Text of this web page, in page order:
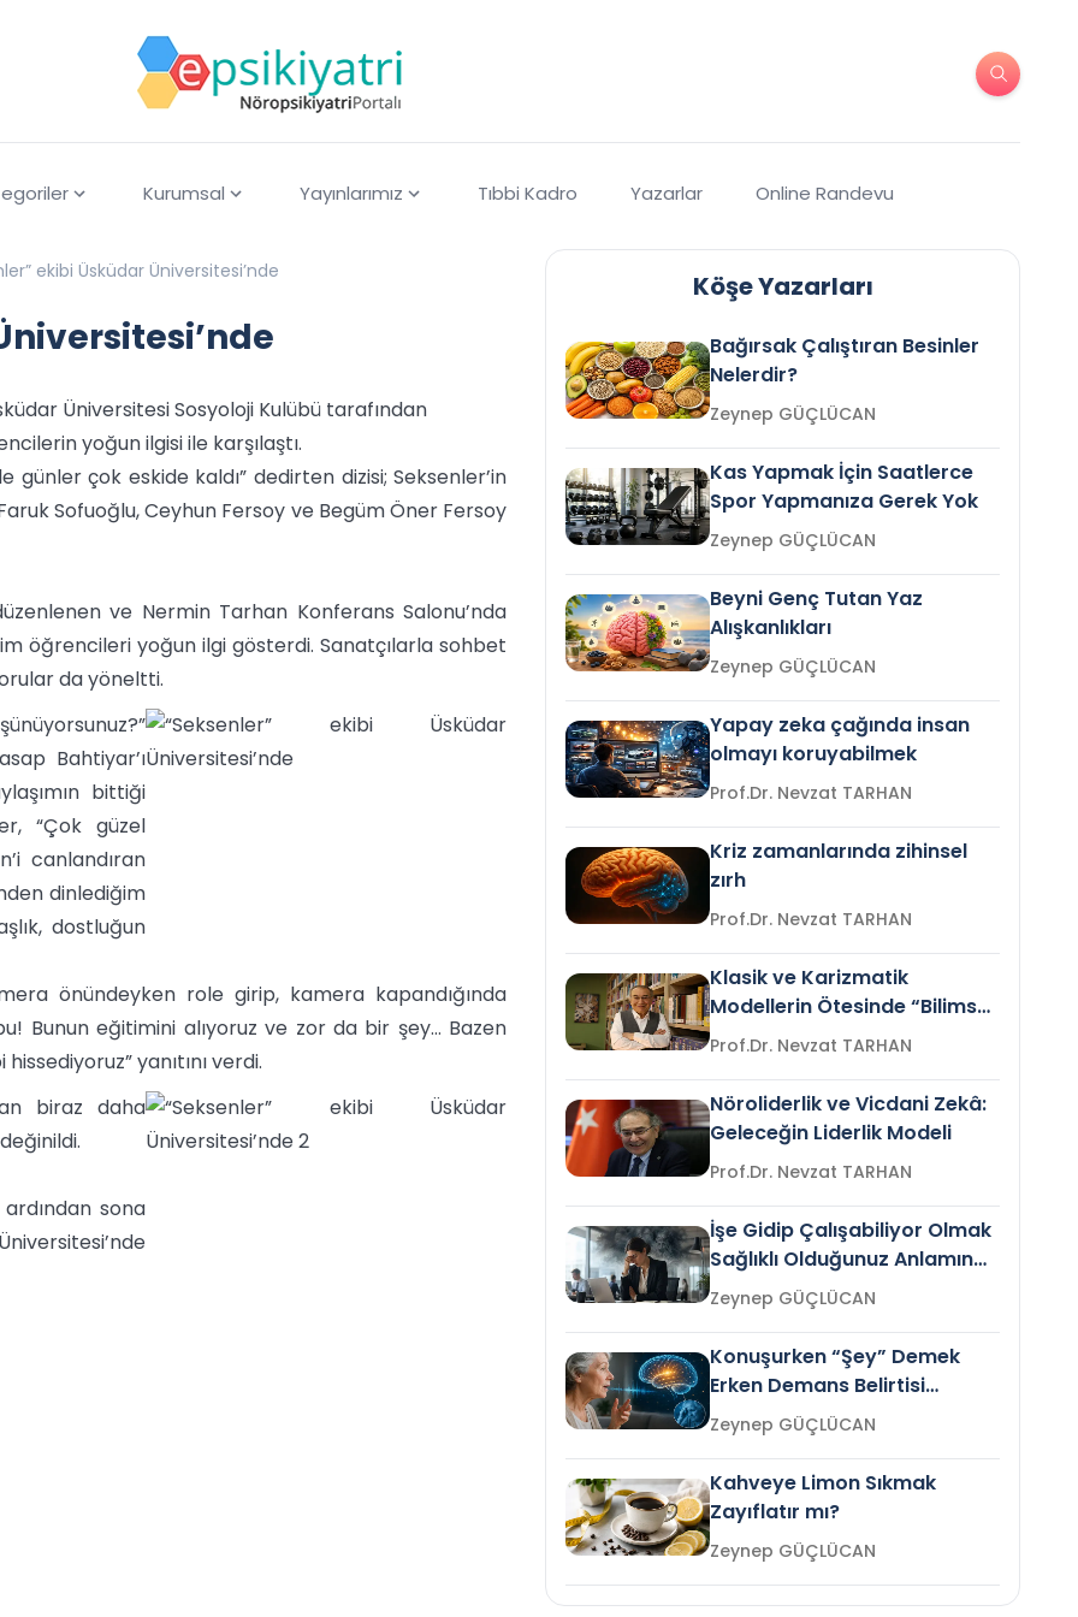
Kurumsal Yayınlarımız Tıbbi Kadro Yazarlar Online Randevu
ekibi Üsküdar Üniversitesi’nde
Üniversitesi Sosyoloji Kulübü tarafından
yoğun ilgisi ile karşılaştı.
günler çok eskide kaldı” dedirten dizisi; Seksenler’in
Sofuoğlu, Ceyhun Fersoy ve Begüm Öner Fersoy
ve Nermin Tarhan Konferans Salonu’nda
öğrencileri yoğun ilgi gösterdi. Sanatçılarla sohbet
da yöneltti.
Bahtiyar’ı
bittiği
“Çok güzel
canlandıran
dinlediğim
dostluğun
önündeyken role girip, kamera kapandığında
Bunun eğitimini alıyoruz ve zor da bir şey… Bazen
yanıtını verdi.
biraz daha
sona
Köşe Yazarları
Bağırsak Çalıştıran Besinler
Nelerdir?
Zeynep GÜÇLÜCAN
Kas Yapmak İçin Saatlerce
Spor Yapmanıza Gerek Yok
Zeynep GÜÇLÜCAN
Beyni Genç Tutan Yaz
Alışkanlıkları
Zeynep GÜÇLÜCAN
Yapay zeka çağında insan
olmayı koruyabilmek
Prof.Dr. Nevzat TARHAN
Kriz zamanlarında zihinsel
zırh
Prof.Dr. Nevzat TARHAN
Klasik ve Karizmatik
Modellerin Ötesinde “Bilimsel
Liderlik”
Prof.Dr. Nevzat TARHAN
Nöroliderlik ve Vicdani Zekâ:
Geleceğin Liderlik Modeli
Prof.Dr. Nevzat TARHAN
İşe Gidip Çalışabiliyor Olmak
Sağlıklı Olduğunuz Anlamına
Gelir mi?Zeynep GÜÇLÜCAN
Konuşurken “Şey” Demek
Erken Demans Belirtisi
Olabilir mi?Zeynep GÜÇLÜCAN
Kahveye Limon Sıkmak
Zayıflatır mı?
Zeynep GÜÇLÜCAN